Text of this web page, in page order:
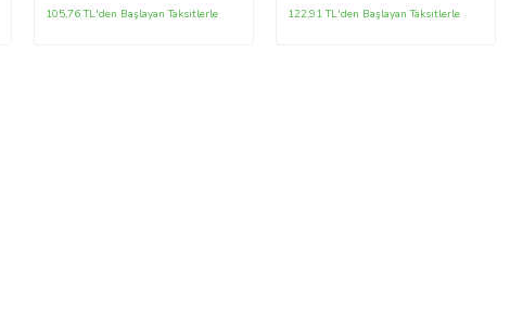
105,76 TL'den Başlayan Taksitlerle 122,91 TL'den Başlayan Taksitlerle